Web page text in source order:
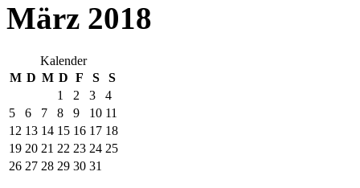
März 2018
Kalender
M D M D F S
S
1
2 3
4
5
6 7 8 9 10 11
12 13 14 15 16 17 18
19 20 21 22 23 24 25
26 27 28 29 30 31